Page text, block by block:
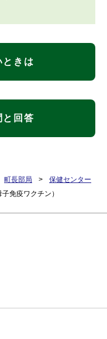
町長部局 >
保健センター
免疫ワクチン）
ときは
と回答